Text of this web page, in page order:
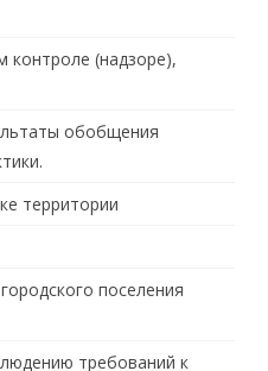
контроле (надзоре),
обобщения
территории
поселения
требований к